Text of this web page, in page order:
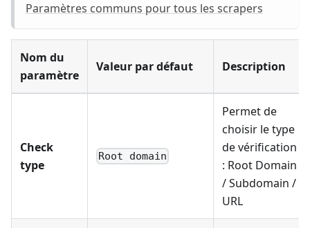
Paramètres communs pour tous les scrapers
Nom du
paramètre
Valeur par défaut Description
Check
type
Root domain
Permet de
choisir le type
de vérification
: Root Domain
/ Subdomain /
URL